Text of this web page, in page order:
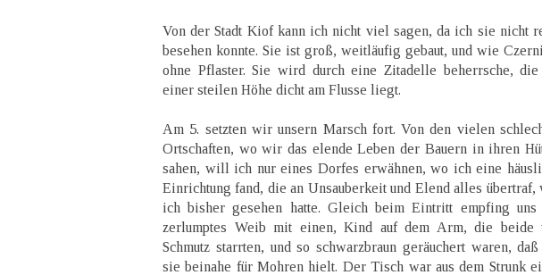
Von der Stadt Kiof kann ich nicht viel sagen, da ich sie nicht
besehen konnte. Sie ist groß, weitläufig gebaut, und wie
ohne Pflaster. Sie wird durch eine Zitadelle beherrsche, die
einer steilen Höhe dicht am Flusse liegt.
Am 5. setzten wir unsern Marsch fort. Von den vielen
Ortschaften, wo wir das elende Leben der Bauern in ihren
sahen, will ich nur eines Dorfes erwähnen, wo ich eine
Einrichtung fand, die an Unsauberkeit und Elend alles übertraf,
ich bisher gesehen hatte. Gleich beim Eintritt empfing uns
zerlumptes Weib mit einen, Kind auf dem Arm, die beide
Schmutz starrten, und so schwarzbraun geräuchert waren,
sie beinahe für Mohren hielt. Der Tisch war aus dem Strunk